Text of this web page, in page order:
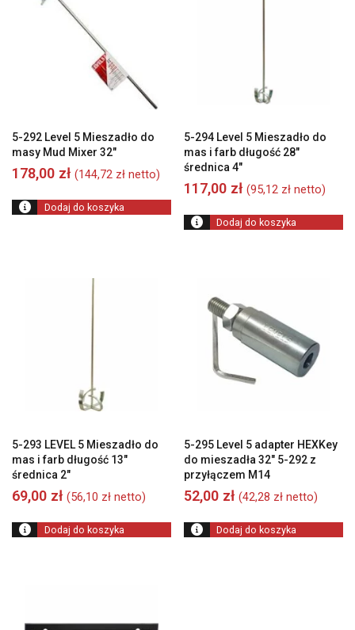
5-292 Level 5 Mieszadło do
masy Mud Mixer 32″
178,00 zł (144,72 zł netto)
Dodaj do koszyka
5-294 Level 5 Mieszadło do
mas i farb długość 28″
średnica 4″
117,00 zł (95,12 zł netto)
Dodaj do koszyka
5-293 LEVEL 5 Mieszadło do
mas i farb długość 13″
średnica 2″
69,00 zł (56,10 zł netto)
Dodaj do koszyka
5-295 Level 5 adapter HEXKey
do mieszadła 32″ 5-292 z
przyłączem M14
52,00 zł (42,28 zł netto)
Dodaj do koszyka